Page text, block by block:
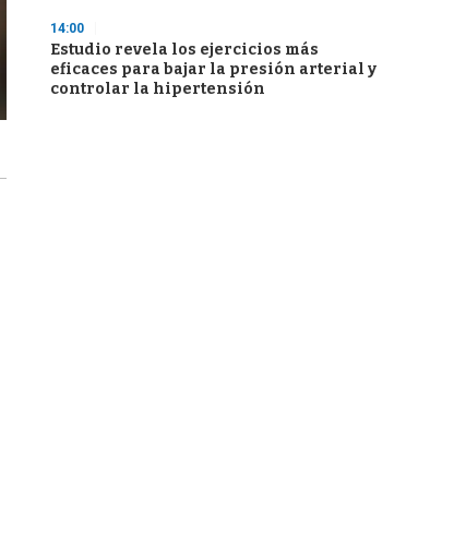
14:00
Estudio revela los ejercicios más
eficaces para bajar la presión arterial y
controlar la hipertensión